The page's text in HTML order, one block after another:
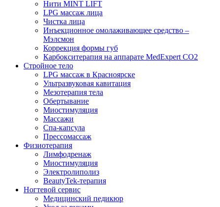
Нити MINT LIFT
LPG массаж лица
Чистка лица
Инъекционное омолаживающее средство –
Мэлсмон
Коррекция формы губ
Карбокситерапия на аппарате MedExpert CO2
Стройное тело
LPG массаж в Красноярске
Ультразвуковая кавитация
Мезотерапия тела
Обертывание
Миостимуляция
Массажи
Спа-капсула
Прессомассаж
Физиотерапия
Лимфодренаж
Миостимуляция
Электролиполиз
BeautyTek-терапия
Ногтевой сервис
Медицинский педикюр